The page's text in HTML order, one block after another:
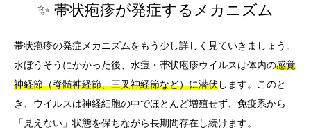
✨ 帯状疱疹が発症するメカニズム
帯状疱疹の発症メカニズムをもう少し詳しく見ていきましょう。
水ぼうそうにかかった後、水痘・帯状疱疹ウイルスは体内の感覚
神経節（脊髄神経節、三叉神経節など）に潜伏します。このと
き、ウイルスは神経細胞の中でほとんど増殖せず、免疫系から
「見えない」状態を保ちながら長期間存在し続けます。